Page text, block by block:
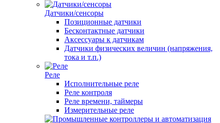
Датчики/сенсоры
Позиционные датчики
Бесконтактные датчики
Аксессуары к датчикам
Датчики физических величин (напряжения,
тока и т.п.)
Реле
Исполнительные реле
Реле контроля
Реле времени, таймеры
Измерительные реле